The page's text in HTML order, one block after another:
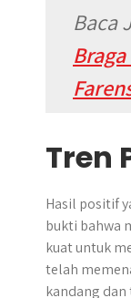
Baca
Tren
Hasil positif
bukti bahwa
kuat untuk
telah
kandang